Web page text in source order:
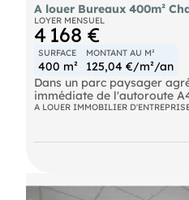
A louer Bureaux 400m²
LOYER MENSUEL
4 168 €
SURFACE
400 m²
MONTANT AU M²
125,04 €/m²/an
Dans un parc paysager
immédiate de l'autoroute
propose 5 421 m² de
Bus Bus Ligne 213 RER
N104 Autoroute A4
A LOUER IMMOBILIER